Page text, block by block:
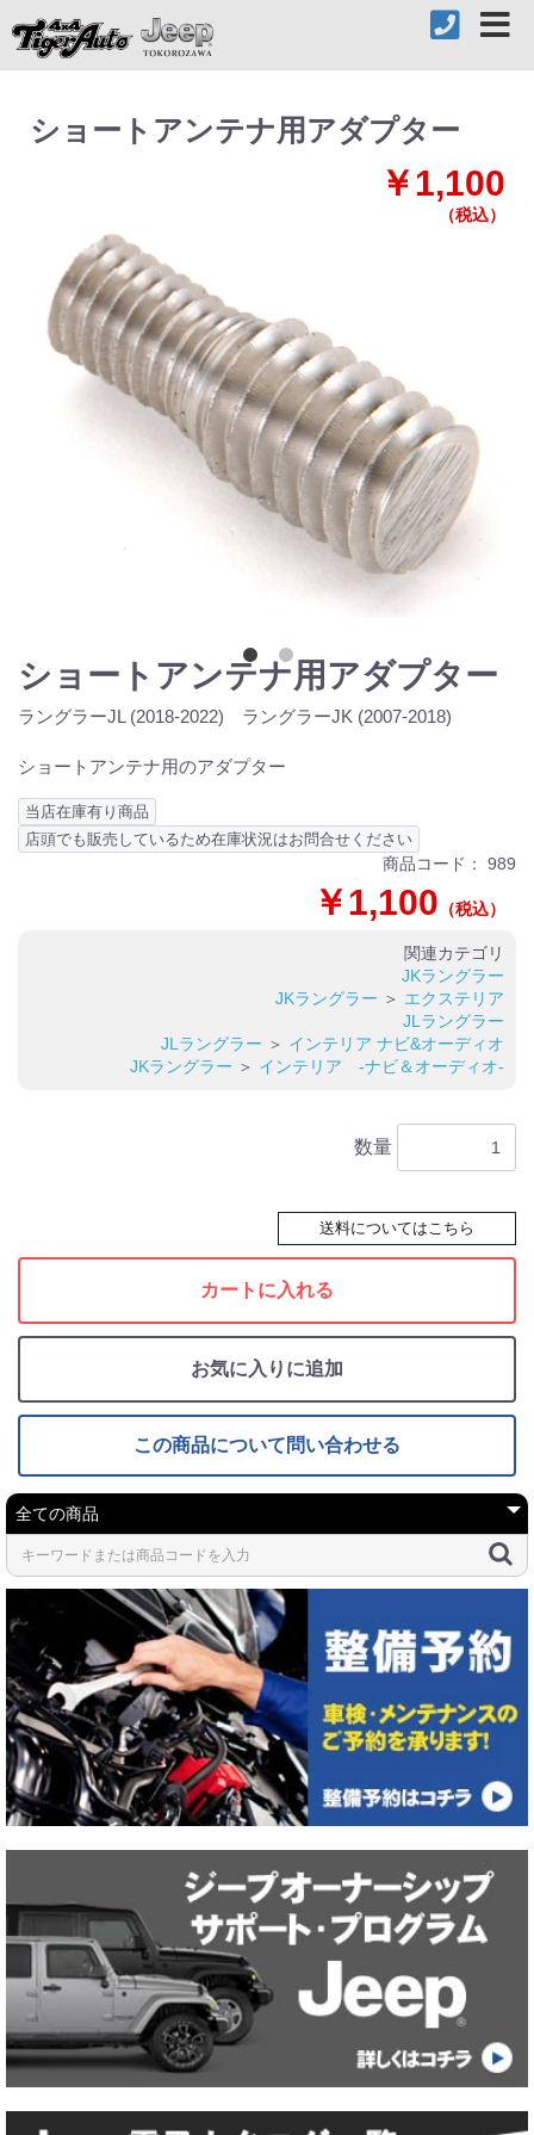
ショートアンテナ用アダプター
￥1,100
（税込）
ショートアンテナ用アダプター
ラングラーJL (2018-2022) ラングラーJK (2007-2018)
ショートアンテナ用のアダプター
当店在庫有り商品
店頭でも販売しているため在庫状況はお問合せください
商品コード： 989
￥1,100 （税込）
関連カテゴリ
JKラングラー
JKラングラー ＞ エクステリア
JLラングラー
JLラングラー ＞ インテリア ナビ&オーディオ
JKラングラー ＞ インテリア -ナビ＆オーディオ-
数量
送料についてはこちら
カートに入れる
お気に入りに追加
この商品について問い合わせる